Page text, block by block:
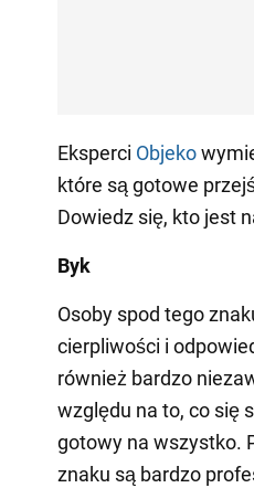
Eksperci Objeko
które są gotowe
Dowiedz się, kto jest
Byk
Osoby spod tego
cierpliwości i
również bardzo
względu na to, co się
gotowy na wszystko.
znaku są bardzo